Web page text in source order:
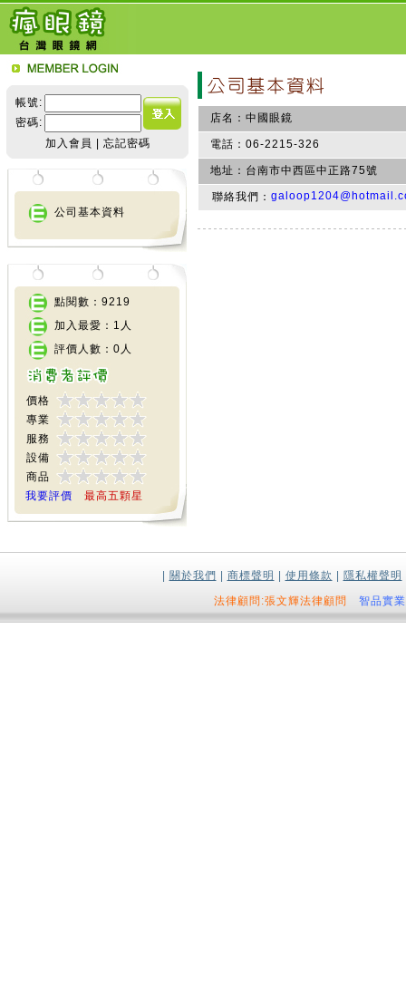
帳號:
密碼:
加入會員
忘記密碼
公司基本資料
點閱數：9219
加入最愛：1人
評價人數：0人
價格
專業
服務
設備
商品
我要評價
最高五顆星
店名： 中國眼鏡
電話： 06-2215-326
地址： 台南市中西區中正路75號
聯絡我們：
關於我們 商標聲明 使用條款 隱私權聲明
法律顧問:張文輝法律顧問
智品實業